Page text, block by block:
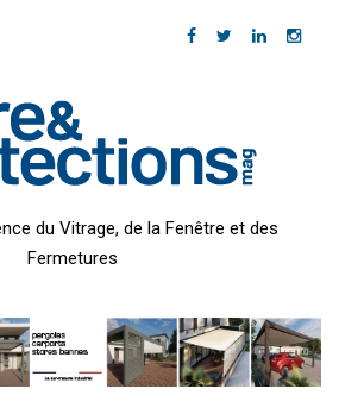
du Vitrage, de la Fenêtre et des
Fermetures